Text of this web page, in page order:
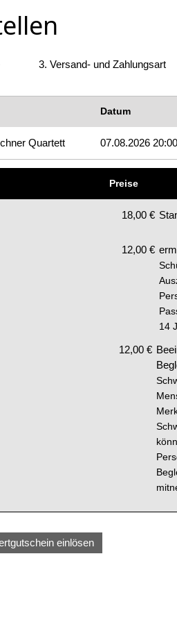
3. Versand- und Zahlungsart
Quartett
Datum
07.08.2026 20:00
Preise
18,00 €
12,00 €
14
12,00 €
einlösen